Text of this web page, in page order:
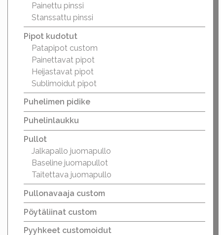
Painettu pinssi
Stanssattu pinssi
Pipot kudotut
Patapipot custom
Painettavat pipot
Heijastavat pipot
Sublimoidut pipot
Puhelimen pidike
Puhelinlaukku
Pullot
Jalkapallo juomapullo
Baseline juomapullot
Taitettava juomapullo
Pullonavaaja custom
Pöytäliinat custom
Pyyhkeet customoidut